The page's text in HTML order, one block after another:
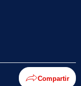
Compartir